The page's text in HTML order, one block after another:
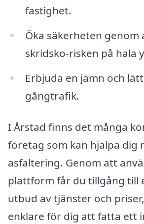
fastighet.
Öka säkerheten genom
skridsko-risken på hala
Erbjuda en jämn och
gångtrafik.
I Årstad finns det många
företag som kan hjälpa dig
asfaltering. Genom att
plattform får du tillgång till
utbud av tjänster och
enklare för dig att fatta ett